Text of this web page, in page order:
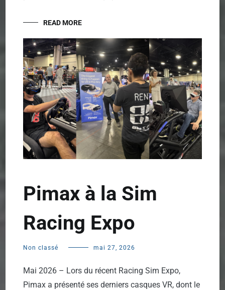
READ MORE
Pimax à la Sim
Racing Expo
Non classé mai 27, 2026
Mai 2026 – Lors du récent Racing Sim Expo,
Pimax a présenté ses derniers casques VR, dont le